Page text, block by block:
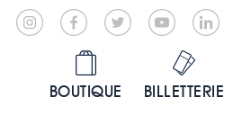
BOUTIQUE BILLETTERIE